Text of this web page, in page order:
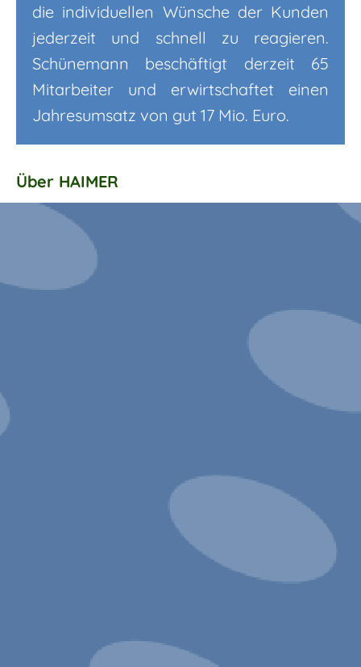
die individuellen Wünsche der Kunden
jederzeit und schnell zu reagieren.
Schünemann beschäftigt derzeit 65
Mitarbeiter und erwirtschaftet einen
Jahresumsatz von gut 17 Mio. Euro.
Über HAIMER